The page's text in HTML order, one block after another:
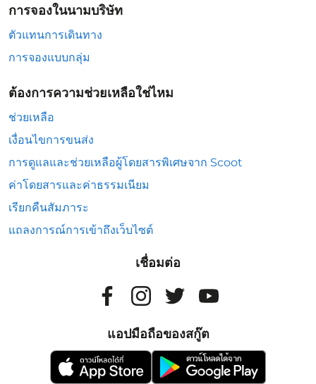
การจองในนามบริษัท
ตัวแทนการเดินทาง
การจองแบบกลุ่ม
ต้องการความช่วยเหลือใช่ไหม
ช่วยเหลือ
เงื่อนไขการขนส่ง
การดูแลและช่วยเหลือผู้โดยสารพิเศษจาก Scoot
ค่าโดยสารและค่าธรรมเนียม
เรียกคืนสัมภาระ
แถลงการณ์การเข้าถึงเว็บไซต์
เชื่อมต่อ
แอปมือถือของสกู๊ต